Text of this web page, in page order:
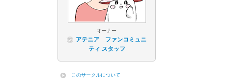
オーナー
アテニア ファンコミュニ
ティ スタッフ
このサークルについて